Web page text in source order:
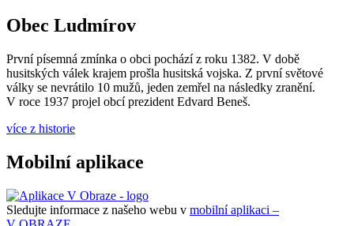
Obec Ludmírov
První písemná zmínka o obci pochází z roku 1382. V době
husitských válek krajem prošla husitská vojska. Z první světové
války se nevrátilo 10 mužů, jeden zemřel na následky zranění.
V roce 1937 projel obcí prezident Edvard Beneš.
více z historie
Mobilní aplikace
Sledujte informace z našeho webu v mobilní aplikaci –